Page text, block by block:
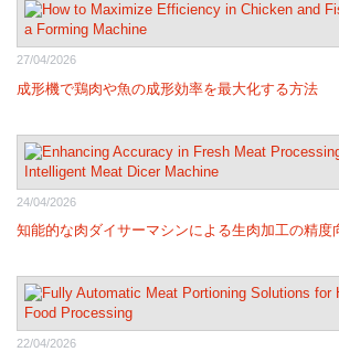
27/04/2026
成形機で鶏肉や魚の成形効率を最大化する方法
24/04/2026
知能的な肉ダイサーマシンによる生肉加工の精度
22/04/2026